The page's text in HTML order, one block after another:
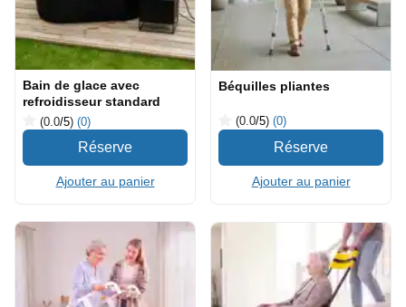
Bain de glace avec
refroidisseur standard
(0.0/5) (0)
Ajouter au panier
Béquilles pliantes
(0.0/5) (0)
Ajouter au panier